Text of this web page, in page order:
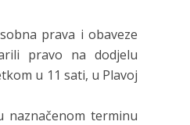
prava i obaveze
pravo na dodjelu
u 11 sati, u Plavoj
naznačenom terminu